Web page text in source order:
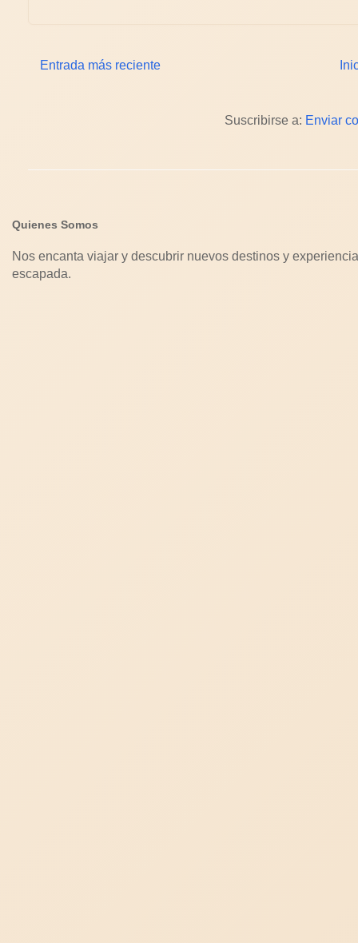
Entrada más reciente
Suscribirse a: Enviar
Quienes Somos
Nos encanta viajar y descubrir nuevos destinos y
escapada.